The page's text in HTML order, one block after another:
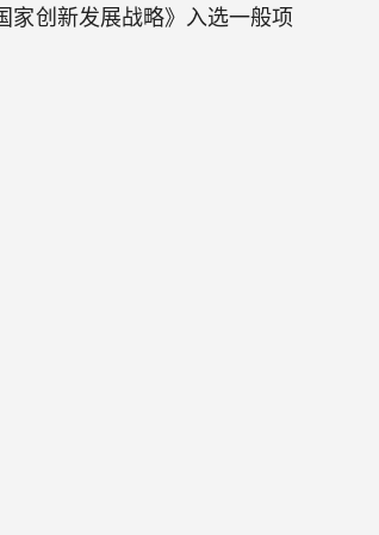
创新发展战略》入选一般项